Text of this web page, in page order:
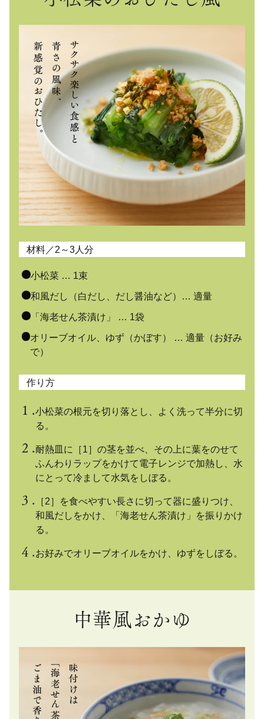
材料／2～3人分
小松菜 … 1束
和風だし（白だし、だし醤油など）… 適量
「海老せん茶漬け」 … 1袋
オリーブオイル、ゆず（かぼす） … 適量（お好み
で）
作り方
小松菜の根元を切り落とし、よく洗って半分に切
る。
耐熱皿に［1］の茎を並べ、その上に葉をのせて
ふんわりラップをかけて電子レンジで加熱し、水
にとって冷まして水気をしぼる。
［2］を食べやすい長さに切って器に盛りつけ、
和風だしをかけ、「海老せん茶漬け」を振りかけ
る。
お好みでオリーブオイルをかけ、ゆずをしぼる。
中華風おかゆ